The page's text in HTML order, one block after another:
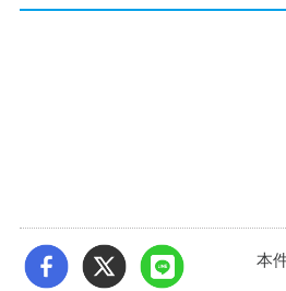
本